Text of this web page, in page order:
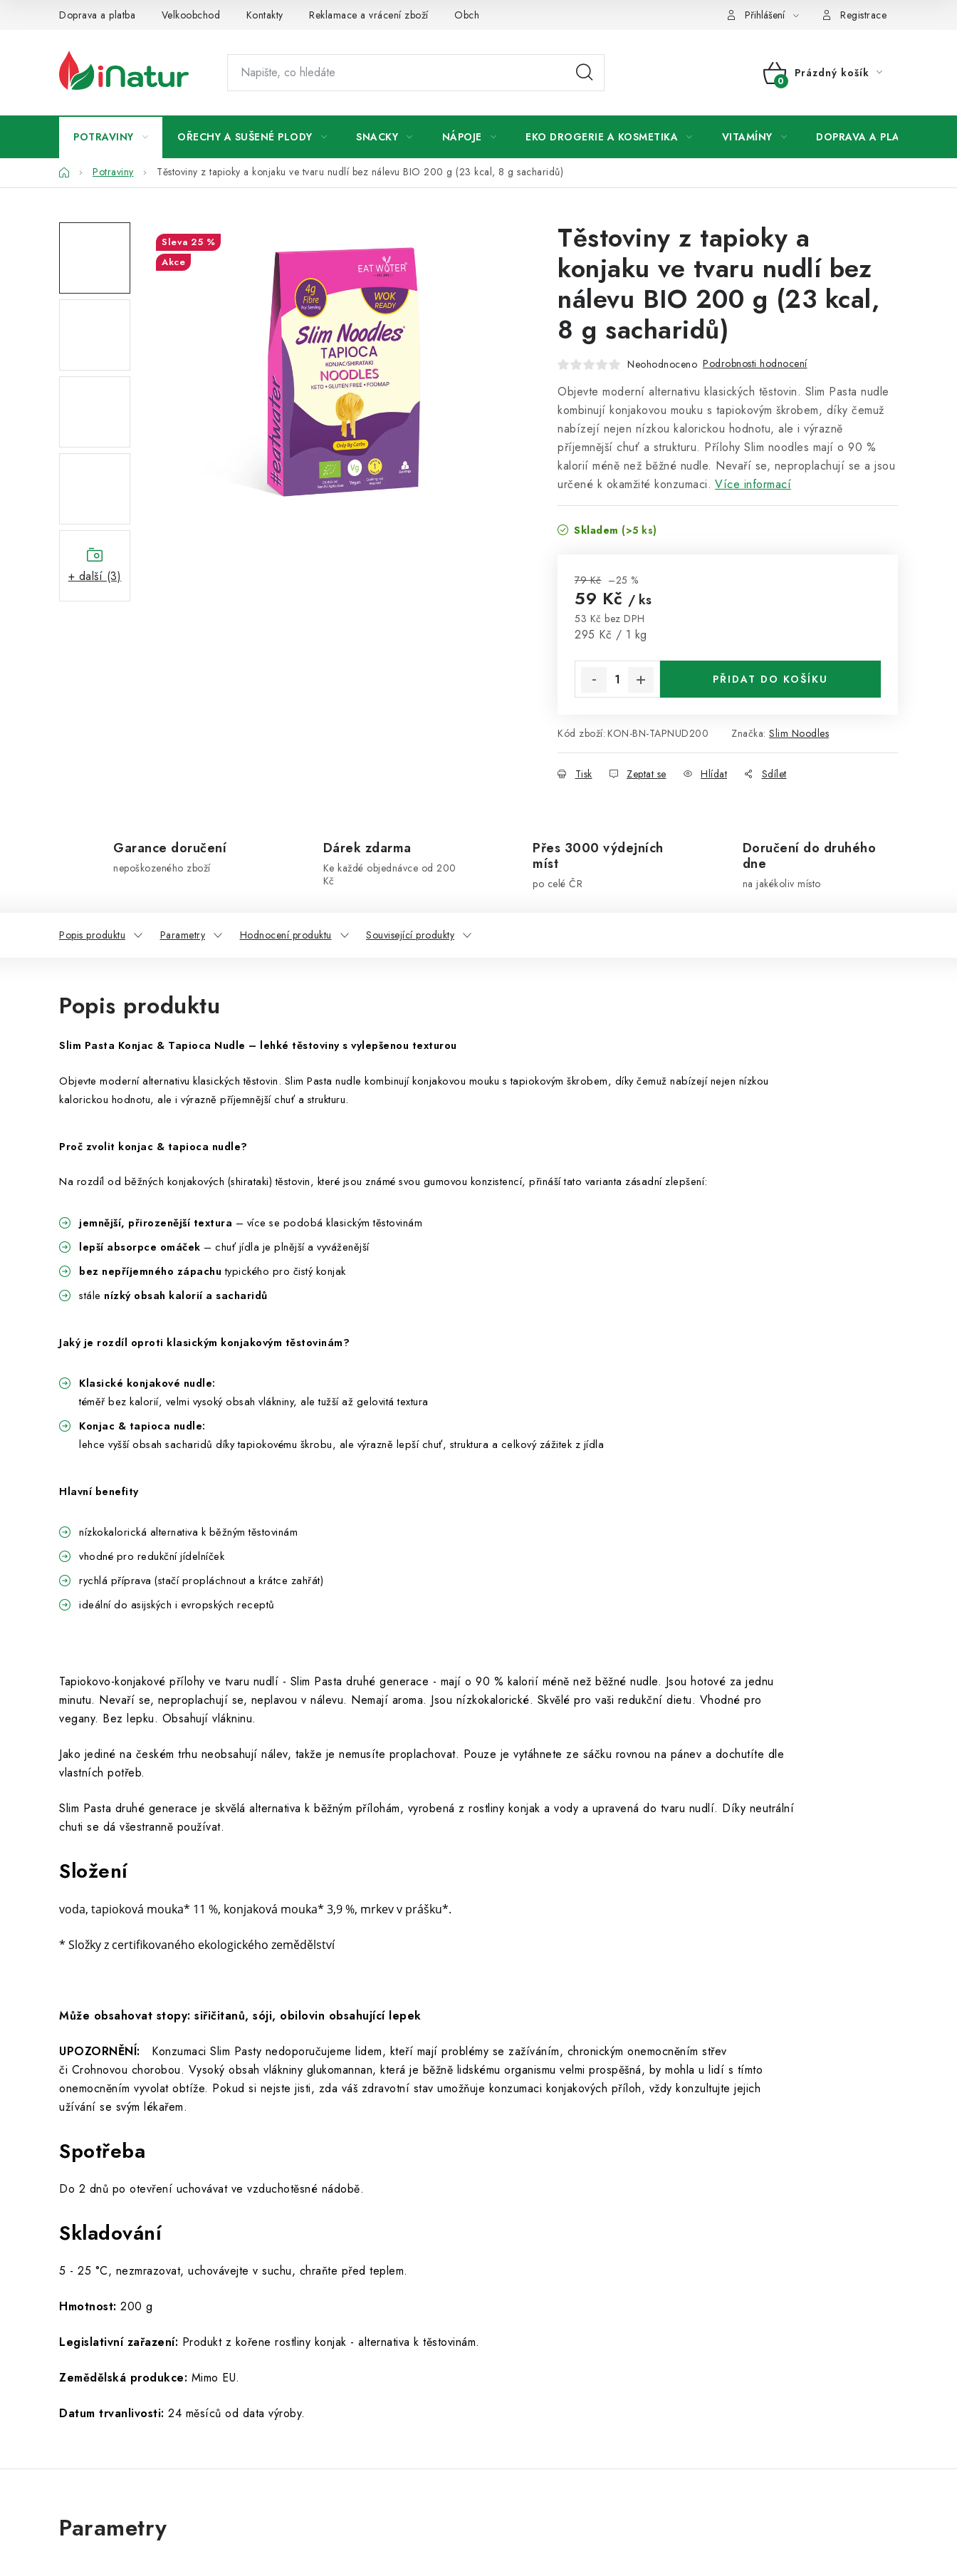
Doprava a platba Velkoobchod Kontakty Reklamace a vrácení zboží Obchodní podmínky Přihlášení Registrace
NÁKUPNÍ
Prázdný košík
POTRAVINY OŘECHY A SUŠENÉ PLODY SNACKY NÁPOJE EKO DROGERIE A KOSMETIKA VITAMÍNY DOPRAVA A PLATBA
DomůPotraviny Těstoviny z tapioky a konjaku ve tvaru nudlí bez nálevu BIO 200 g (23 kcal, 8 g sacharidů)
+ další (3)
Těstoviny z tapioky a
konjaku ve tvaru nudlí bez
nálevu BIO 200 g (23 kcal,
8 g sacharidů)
Neohodnoceno Podrobnosti hodnocení
Objevte moderní alternativu klasických těstovin. Slim Pasta nudle
kombinují konjakovou mouku s tapiokovým škrobem, díky čemuž
nabízejí nejen nízkou kalorickou hodnotu, ale i výrazně
příjemnější chuť a strukturu. Přílohy Slim noodles mají o 90 %
kalorií méně než běžné nudle. Nevaří se, neproplachují se a jsou
určené k okamžité konzumaci. Více informací
Skladem (>5 ks)
79 Kč –25 %
59 Kč / ks
53 Kč bez DPH
Měrná cena:
295 Kč / 1 kg
PŘIDAT DO KOŠÍKU
Kód zboží: KON-BN-TAPNUD200 Značka: Slim Noodles
Tisk Zeptat se Hlídat Sdílet
25 %
Akce
Garance doručení
nepoškozeného zboží
Dárek zdarma
Ke každé objednávce od 200
Kč
Přes 3000 výdejních
míst
po celé ČR
Doručení do druhého
dne
na jakékoliv místo
Popis produktu Parametry Hodnocení produktu Související produkty
Popis produktu
Slim Pasta Konjac & Tapioca Nudle – lehké těstoviny s vylepšenou texturou
Objevte moderní alternativu klasických těstovin. Slim Pasta nudle kombinují konjakovou mouku s tapiokovým škrobem, díky čemuž nabízejí nejen nízkou
kalorickou hodnotu, ale i výrazně příjemnější chuť a strukturu.
Proč zvolit konjac & tapioca nudle?
Na rozdíl od běžných konjakových (shirataki) těstovin, které jsou známé svou gumovou konzistencí, přináší tato varianta zásadní zlepšení:
jemnější, přirozenější textura – více se podobá klasickým těstovinám
lepší absorpce omáček – chuť jídla je plnější a vyváženější
bez nepříjemného zápachu typického pro čistý konjak
stále nízký obsah kalorií a sacharidů
Jaký je rozdíl oproti klasickým konjakovým těstovinám?
Klasické konjakové nudle:
téměř bez kalorií, velmi vysoký obsah vlákniny, ale tužší až gelovitá textura
Konjac & tapioca nudle:
lehce vyšší obsah sacharidů díky tapiokovému škrobu, ale výrazně lepší chuť, struktura a celkový zážitek z jídla
Hlavní benefity
nízkokalorická alternativa k běžným těstovinám
vhodné pro redukční jídelníček
rychlá příprava (stačí propláchnout a krátce zahřát)
ideální do asijských i evropských receptů
Tapiokovo-konjakové přílohy ve tvaru nudlí - Slim Pasta druhé generace - mají o 90 % kalorií méně než běžné nudle. Jsou hotové za jednu
minutu. Nevaří se, neproplachují se, neplavou v nálevu. Nemají aroma. Jsou nízkokalorické. Skvělé pro vaši redukční dietu. Vhodné pro
vegany. Bez lepku. Obsahují vlákninu.
Jako jediné na českém trhu neobsahují nálev, takže je nemusíte proplachovat. Pouze je vytáhnete ze sáčku rovnou na pánev a dochutíte dle
vlastních potřeb.
Slim Pasta druhé generace je skvělá alternativa k běžným přílohám, vyrobená z rostliny konjak a vody a upravená do tvaru nudlí. Díky neutrální
chuti se dá všestranně používat.
Složení
voda, tapioková mouka* 11 %, konjaková mouka* 3,9 %, mrkev v prášku*.
* Složky z certifikovaného ekologického zemědělství
Může obsahovat stopy: siřičitanů, sóji, obilovin obsahující lepek
UPOZORNĚNÍ: Konzumaci Slim Pasty nedoporučujeme lidem, kteří mají problémy se zažíváním, chronickým onemocněním střev
či Crohnovou chorobou. Vysoký obsah vlákniny glukomannan, která je běžně lidskému organismu velmi prospěšná, by mohla u lidí s tímto
onemocněním vyvolat obtíže. Pokud si nejste jisti, zda váš zdravotní stav umožňuje konzumaci konjakových příloh, vždy konzultujte jejich
užívání se svým lékařem.
Spotřeba
Do 2 dnů po otevření uchovávat ve vzduchotěsné nádobě.
Skladování
5 - 25 °C, nezmrazovat, uchovávejte v suchu, chraňte před teplem.
Hmotnost: 200 g
Legislativní zařazení: Produkt z kořene rostliny konjak - alternativa k těstovinám.
Zemědělská produkce: Mimo EU.
Datum trvanlivosti: 24 měsíců od data výroby.